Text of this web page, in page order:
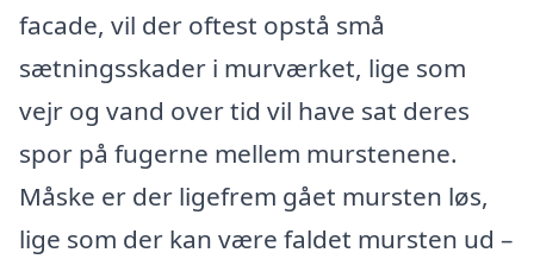
facade, vil der oftest opstå små
sætningsskader i murværket, lige som
vejr og vand over tid vil have sat deres
spor på fugerne mellem murstenene.
Måske er der ligefrem gået mursten løs,
lige som der kan være faldet mursten ud –